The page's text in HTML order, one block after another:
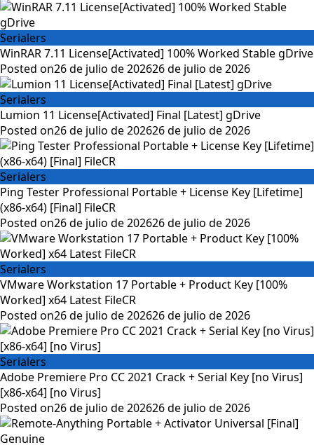
Serialers
WinRAR 7.11 License[Activated] 100% Worked Stable gDrive
Posted on26 de julio de 202626 de julio de 2026
Serialers
Lumion 11 License[Activated] Final [Latest] gDrive
Posted on26 de julio de 202626 de julio de 2026
Serialers
Ping Tester Professional Portable + License Key [Lifetime]
(x86-x64) [Final] FileCR
Posted on26 de julio de 202626 de julio de 2026
Serialers
VMware Workstation 17 Portable + Product Key [100%
Worked] x64 Latest FileCR
Posted on26 de julio de 202626 de julio de 2026
Serialers
Adobe Premiere Pro CC 2021 Crack + Serial Key [no Virus]
[x86-x64] [no Virus]
Posted on26 de julio de 202626 de julio de 2026